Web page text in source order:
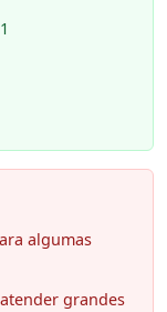
algumas
grandes